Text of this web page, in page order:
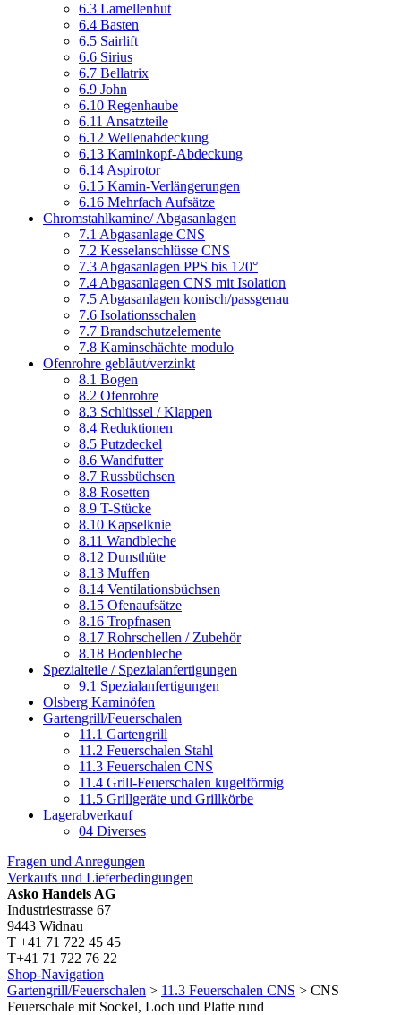
6.3 Lamellenhut
6.4 Basten
6.5 Sairlift
6.6 Sirius
6.7 Bellatrix
6.9 John
6.10 Regenhaube
6.11 Ansatzteile
6.12 Wellenabdeckung
6.13 Kaminkopf-Abdeckung
6.14 Aspirotor
6.15 Kamin-Verlängerungen
6.16 Mehrfach Aufsätze
Chromstahlkamine/ Abgasanlagen
7.1 Abgasanlage CNS
7.2 Kesselanschlüsse CNS
7.3 Abgasanlagen PPS bis 120°
7.4 Abgasanlagen CNS mit Isolation
7.5 Abgasanlagen konisch/passgenau
7.6 Isolationsschalen
7.7 Brandschutzelemente
7.8 Kaminschächte modulo
Ofenrohre gebläut/verzinkt
8.1 Bogen
8.2 Ofenrohre
8.3 Schlüssel / Klappen
8.4 Reduktionen
8.5 Putzdeckel
8.6 Wandfutter
8.7 Russbüchsen
8.8 Rosetten
8.9 T-Stücke
8.10 Kapselknie
8.11 Wandbleche
8.12 Dunsthüte
8.13 Muffen
8.14 Ventilationsbüchsen
8.15 Ofenaufsätze
8.16 Tropfnasen
8.17 Rohrschellen / Zubehör
8.18 Bodenbleche
Spezialteile / Spezialanfertigungen
9.1 Spezialanfertigungen
Olsberg Kaminöfen
Gartengrill/Feuerschalen
11.1 Gartengrill
11.2 Feuerschalen Stahl
11.3 Feuerschalen CNS
11.4 Grill-Feuerschalen kugelförmig
11.5 Grillgeräte und Grillkörbe
Lagerabverkauf
04 Diverses
Fragen und Anregungen
Verkaufs und Lieferbedingungen
Asko Handels AG
Industriestrasse 67
9443 Widnau
T +41 71 722 45 45
T+41 71 722 76 22
Shop-Navigation
Gartengrill/Feuerschalen > 11.3 Feuerschalen CNS > CNS
Feuerschale mit Sockel, Loch und Platte rund